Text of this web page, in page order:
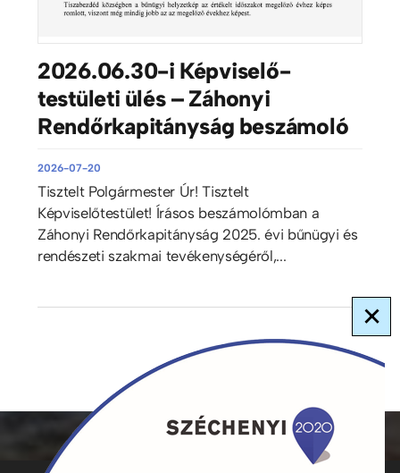
2026.06.30-i Képviselő-
testületi ülés – Záhonyi
Rendőrkapitányság beszámoló
2026-07-20
Tisztelt Polgármester Úr! Tisztelt
Képviselőtestület! Írásos beszámolómban a
Záhonyi Rendőrkapitányság 2025. évi bűnügyi és
rendészeti szakmai tevékenységéről,...
×